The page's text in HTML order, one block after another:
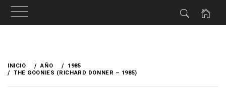
contenido
INICIO AÑO
1985
THE GOONIES (RICHARD DONNER – 1985)